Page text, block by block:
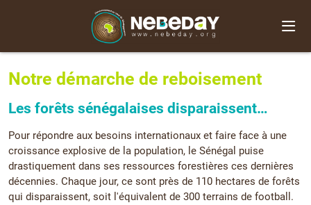
Notre démarche de reboisement
Les forêts sénégalaises disparaissent…
Pour répondre aux besoins internationaux et faire face à une
croissance explosive de la population, le Sénégal puise
drastiquement dans ses ressources forestières ces dernières
décennies. Chaque jour, ce sont près de 110 hectares de forêts
qui disparaissent, soit l'équivalent de 300 terrains de football.